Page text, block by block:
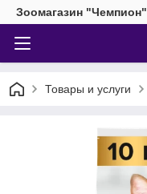
Зоомагазин "Чемпион"
Товары и услуги